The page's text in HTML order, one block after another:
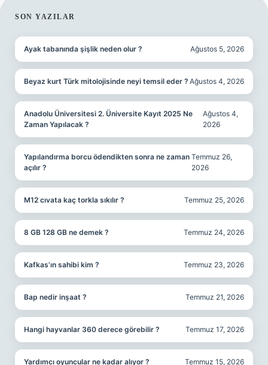
SIDEBAR
SON YAZILAR
Ayak tabanında şişlik neden olur ? Ağustos 5, 2026
Beyaz kurt Türk mitolojisinde neyi temsil eder ? Ağustos 4, 2026
Anadolu Üniversitesi 2. Üniversite Kayıt 2025 Ne
Zaman Yapılacak ?
Ağustos 4,
2026
Yapılandırma borcu ödendikten sonra ne zaman
açılır ?
Temmuz 26,
2026
M12 cıvata kaç torkla sıkılır ? Temmuz 25, 2026
8 GB 128 GB ne demek ? Temmuz 24, 2026
Kafkas’ın sahibi kim ? Temmuz 23, 2026
Bap nedir inşaat ? Temmuz 21, 2026
Hangi hayvanlar 360 derece görebilir ? Temmuz 17, 2026
Yardımcı oyuncular ne kadar alıyor ? Temmuz 15, 2026